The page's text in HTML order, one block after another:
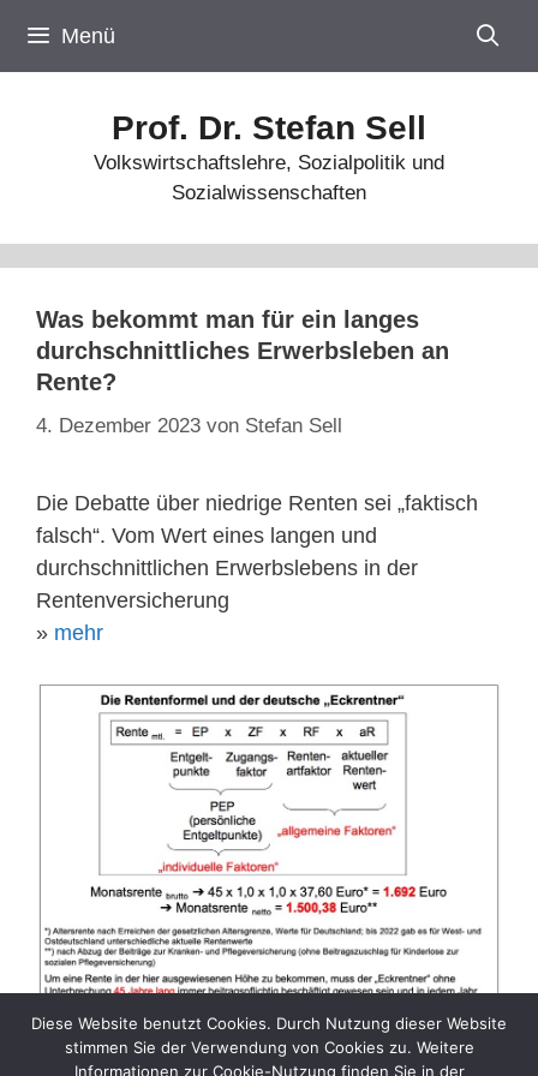
Inhalt
springen
Menü
Prof. Dr. Stefan Sell
Volkswirtschaftslehre, Sozialpolitik und
Sozialwissenschaften
Was bekommt man für ein langes
durchschnittliches Erwerbsleben an
Rente?
4. Dezember 2023 von Stefan Sell
Die Debatte über niedrige Renten sei „faktisch
falsch“. Vom Wert eines langen und
durchschnittlichen Erwerbslebens in der
Rentenversicherung
» mehr
Diese Website benutzt Cookies. Durch Nutzung dieser Website
stimmen Sie der Verwendung von Cookies zu. Weitere
Informationen zur Cookie-Nutzung finden Sie in der